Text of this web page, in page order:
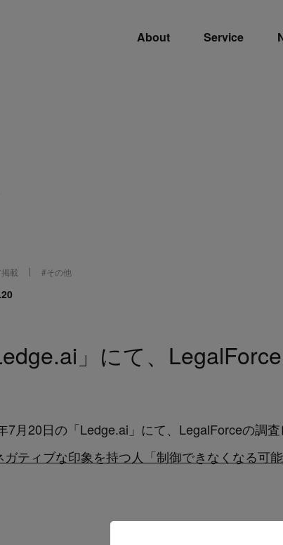
About Service
載 #その他
」にて、
7月20日の「Ledge.ai 」にて、LegalForceの調
ガティブな印象を持つ人「制御できなくなる可